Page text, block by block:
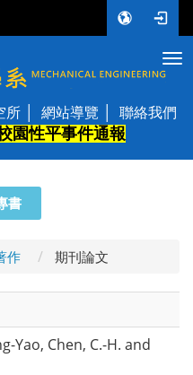
機械工程學系
所 網站導覽
聯絡我們
園性平事件通報
書
作 期刊論文
Yao, Chen, C.-H. and